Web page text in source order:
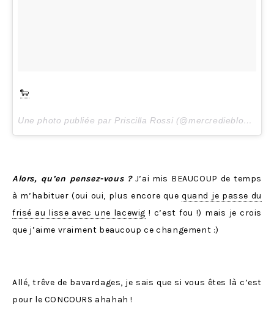
🐑
Une photo publiée par Priscilla Rossi (@mercredieblog) le
Alors, qu’en pensez-vous ? J’ai mis BEAUCOUP de temps
à m’habituer (oui oui, plus encore quequand je passe du
frisé au lisse avec une lacewig ! c’est fou !) mais je crois
que j’aime vraiment beaucoup ce changement :)
Allé, trêve de bavardages, je sais que si vous êtes là c’est
pour le CONCOURS ahahah !